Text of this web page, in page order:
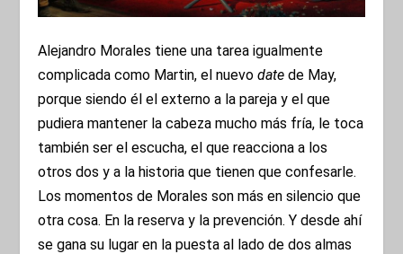
Alejandro Morales tiene una tarea igualmente
complicada como Martin, el nuevodate de May,
porque siendo él el externo a la pareja y el que
pudiera mantener la cabeza mucho más fría, le toca
también ser el escucha, el que reacciona a los
otros dos y a la historia que tienen que confesarle.
Los momentos de Morales son más en silencio que
otra cosa. En la reserva y la prevención. Y desde ahí
se gana su lugar en la puesta al lado de dos almas